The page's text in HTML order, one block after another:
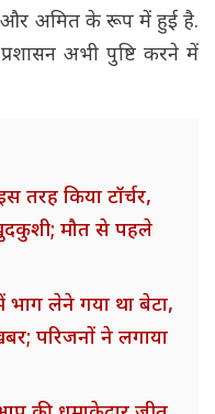
और अमित के रूप में हुई है.
अभी पुष्टि करने में
तरह किया टॉर्चर,
मौत से पहले
भाग लेने गया था बेटा,
परिजनों ने लगाया